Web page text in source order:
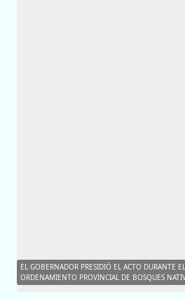
EL GOBERNADOR PRESIDIÓ EL ACTO DURANTE
ORDENAMIENTO PROVINCIAL DE BOSQUES